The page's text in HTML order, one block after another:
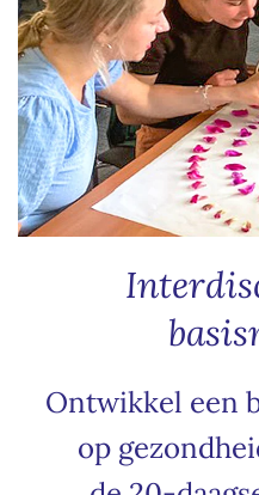
Ontwikkel een
op